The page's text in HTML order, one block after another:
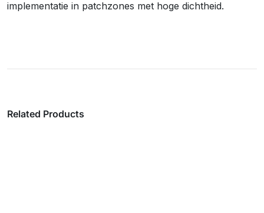
implementatie in patchzones met hoge dichtheid.
Related Products